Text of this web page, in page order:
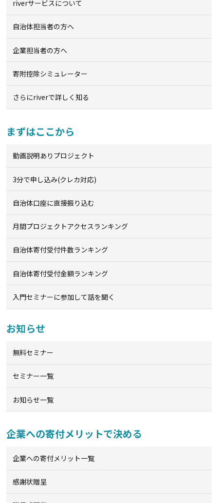
riverサービスについて
自治体担当者の方へ
企業担当者の方へ
寄附控除シミュレーター
さらにriverで詳しく知る
まずはここから
動画説明ありプロジェクト
3分で申し込み(クレカ対応)
自治体口座に直接振り込む
月間プロジェクトアクセスランキング
自治体寄付受付件数ランキング
自治体寄付受付金額ランキング
入門セミナーに参加して話を聞く
お知らせ
無料セミナー
セミナー一覧
お知らせ一覧
企業への寄付メリットで決める
企業への寄付メリット一覧
感謝状贈呈